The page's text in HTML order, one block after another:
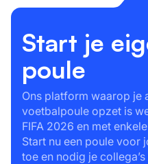
Start je
poule
Ons platform waarop je
voetbalpoule opzet is
FIFA 2026 en met
Start nu een poule voor
toe en nodig je collega’s